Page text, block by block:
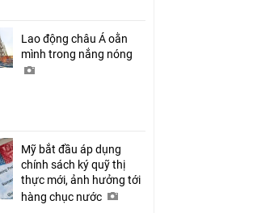
Lao động châu Á oằn
mình trong nắng nóng
Mỹ bắt đầu áp dụng
chính sách ký quỹ thị
thực mới, ảnh hưởng tới
hàng chục nước